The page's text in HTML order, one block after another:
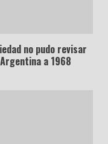
no pudo revisar
a 1968